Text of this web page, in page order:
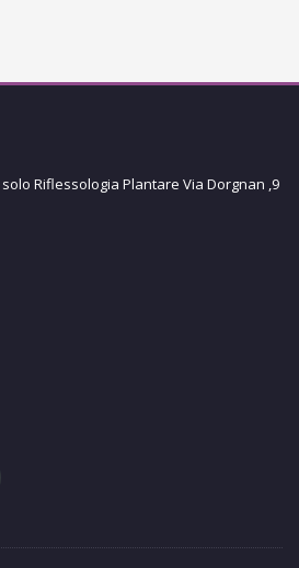
Riflessologia Plantare Via Dorgnan ,9